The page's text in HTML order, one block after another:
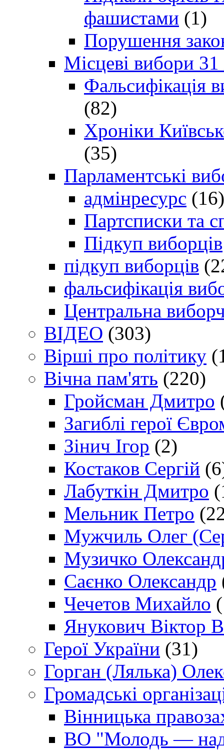
фашистами (1)
Порушення
Місцеві вибори
Фальсифікація
(82)
Хроніки
(35)
Парламентські
адмінресурс (16)
Партсписки та
Підкуп виборців
підкуп виборців
фальсифікація
Центральна
ВІДЕО (303)
Вірші про політику
Вічна пам'ять (220)
Гройсман Дмитро
Загиблі герої
Зінич Ігор (2)
Костаков Сергій
Лабуткін Дмитро
Мельник Петро
Мужчиль Олег
Музичко
Саєнко Олександр
Чечетов Михайло
Янукович Віктор
Герої України (31)
Горган (Лялька)
Громадські
Вінницька
ВО "Молодь —